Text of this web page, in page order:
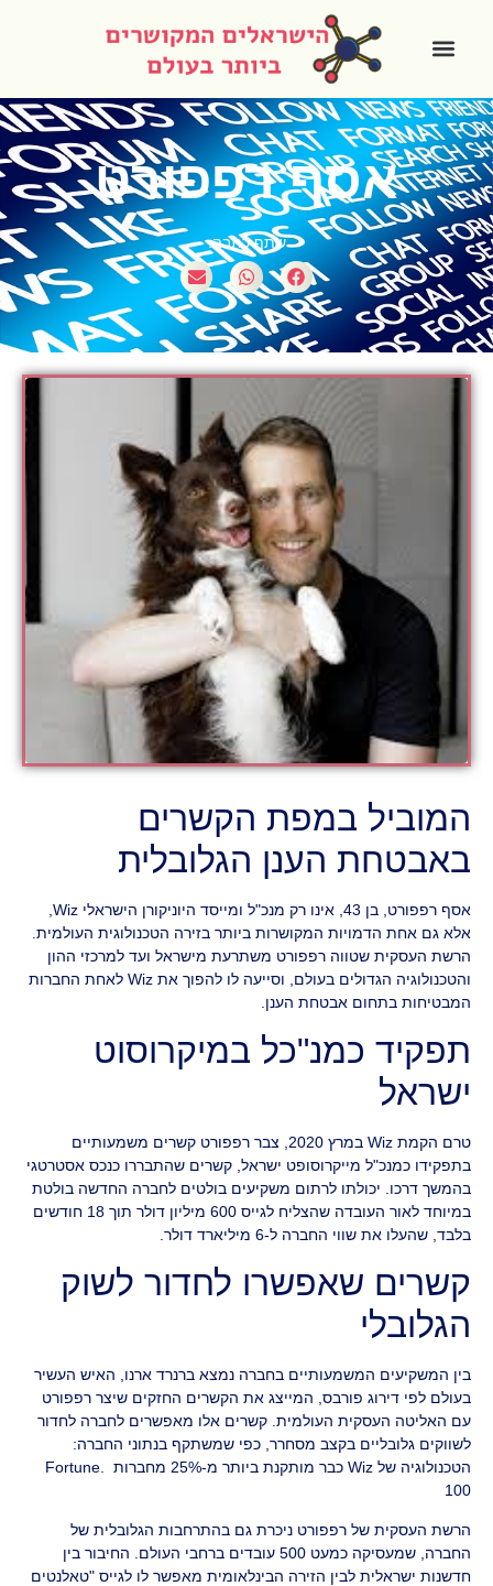
אסף רפפורט
שתף כתבה:
המוביל במפת הקשרים
באבטחת הענן הגלובלית
אלא גם אחת הדמויות המקושרות ביותר בזירה הטכנולוגית העולמית.
הרשת העסקית שטווה רפפורט משתרעת מישראל ועד למרכזי ההון
והטכנולוגיה הגדולים בעולם, וסייעה לו להפוך את Wiz לאחת החברות
המבטיחות בתחום אבטחת הענן.
תפקיד כמנ"כל במיקרוסוט
ישראל
טרם הקמת Wiz במרץ 2020, צבר רפפורט קשרים משמעותיים
בתפקידו כמנכ"ל מייקרוסופט ישראל, קשרים שהתבררו כנכס אסטרטגי
בהמשך דרכו. יכולתו לרתום משקיעים בולטים לחברה החדשה בולטת
במיוחד לאור העובדה שהצליח לגייס 600 מיליון דולר תוך 18 חודשים
בלבד, שהעלו את שווי החברה ל-6 מיליארד דולר.
קשרים שאפשרו לחדור לשוק
הגלובלי
בין המשקיעים המשמעותיים בחברה נמצא ברנרד ארנו, האיש העשיר
בעולם לפי דירוג פורבס, המייצג את הקשרים החזקים שיצר רפפורט
עם האליטה העסקית העולמית. קשרים אלו מאפשרים לחברה לחדור
לשווקים גלובליים בקצב מסחרר, כפי שמשתקף בנתוני החברה:
הטכנולוגיה של Wiz כבר מותקנת ביותר מ-25% מחברות .Fortune
100
הרשת העסקית של רפפורט ניכרת גם בהתרחבות הגלובלית של
החברה, שמעסיקה כמעט 500 עובדים ברחבי העולם. החיבור בין
חדשנות ישראלית לבין הזירה הבינלאומית מאפשר לו לגייס "טאלנטים